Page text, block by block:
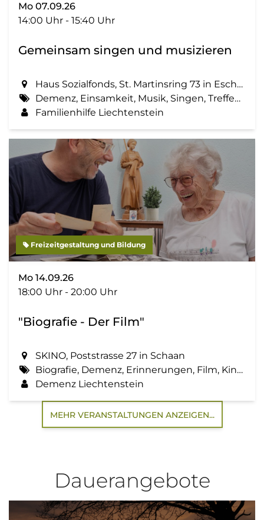
Mo 07.09.26
14:00 Uhr - 15:40 Uhr
Gemeinsam singen und musizieren
Haus Sozialfonds, St. Martinsring 73 in Eschen
Demenz, Einsamkeit, Musik, Singen, Treffen, Zemma tua - Senioren gemeinsam aktiv
Familienhilfe Liechtenstein
Freizeitgestaltung und Bildung
Mo 14.09.26
18:00 Uhr - 20:00 Uhr
"Biografie - Der Film"
SKINO, Poststrasse 27 in Schaan
Biografie, Demenz, Erinnerungen, Film, Kino, Lebensgeschichte, Zemma tua - Senioren gemeinsam aktiv
Demenz Liechtenstein
MEHR VERANSTALTUNGEN ANZEIGEN...
Dauerangebote